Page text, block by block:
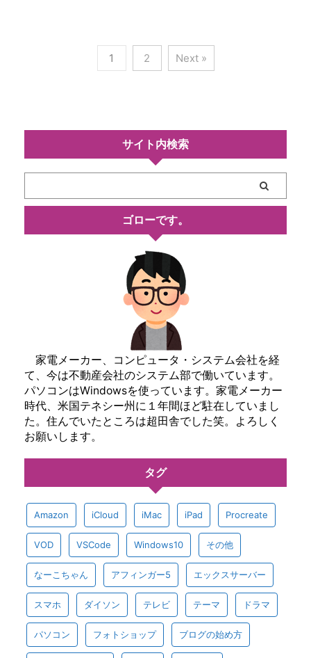
1 2 Next »
サイト内検索
ゴローです。
家電メーカー、コンピュータ・システム会社を経
て、今は不動産会社のシステム部で働いています。
パソコンはWindowsを使っています。家電メーカー
時代、米国テネシー州に１年間ほど駐在していまし
た。住んでいたところは超田舎でした笑。よろしく
お願いします。
タグ
Amazon iCloud iMac iPad Procreate
VOD VSCode Windows10 その他
なーこちゃん アフィンガー5 エックスサーバー
スマホ ダイソン テレビ テーマ ドラマ
パソコン フォトショップ ブログの始め方